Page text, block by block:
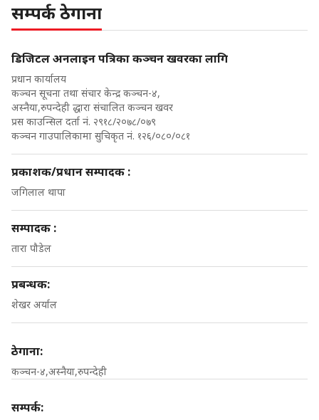
सम्पर्क ठेगाना
डिजिटल अनलाइन पत्रिका कञ्चन खवरका लागि
प्रधान कार्यालय
कञ्चन सूचना तथा संचार केन्द्र कञ्चन-४,
अस्नैया,रुपन्देही द्धारा संचालित कञ्चन खवर
प्रस काउन्सिल दर्ता नं. २९१८/२०७८/०७९
कञ्चन गाउपालिकामा सुचिकृत नं. १२६/०८०/०८१
प्रकाशक/प्रधान सम्पादक :
जगिलाल थापा
सम्पादक :
तारा पौडेल
प्रबन्धक:
शेखर अर्याल
ठेगाना:
कञ्चन-४,अस्नैया,रुपन्देही
सम्पर्क: